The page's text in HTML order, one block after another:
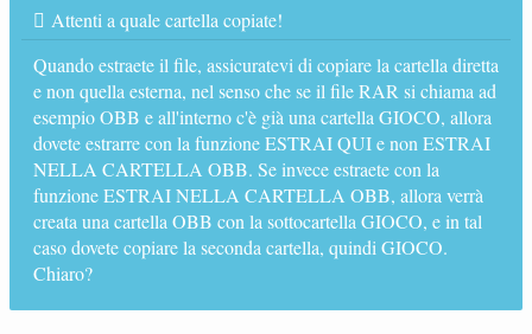
Attenti a quale cartella copiate!
Quando estraete il file, assicuratevi di copiare la cartella diretta
e non quella esterna, nel senso che se il file RAR si chiama ad
esempio OBB e all'interno c'è già una cartella GIOCO, allora
dovete estrarre con la funzione ESTRAI QUI e non ESTRAI
NELLA CARTELLA OBB. Se invece estraete con la
funzione ESTRAI NELLA CARTELLA OBB, allora verrà
creata una cartella OBB con la sottocartella GIOCO, e in tal
caso dovete copiare la seconda cartella, quindi GIOCO.
Chiaro?